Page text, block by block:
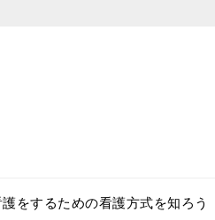
をするための看護方式を知ろう